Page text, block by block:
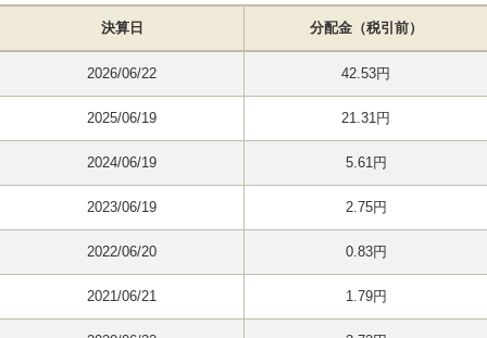
決算日 分配金（税引前）
2026/06/22 42.53円
2025/06/19 21.31円
2024/06/19 5.61円
2023/06/19 2.75円
2022/06/20 0.83円
2021/06/21 1.79円